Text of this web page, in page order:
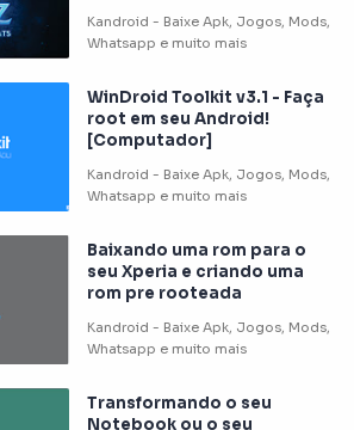
WinDroid Toolkit v3.1 - Faça
root em seu Android!
[Computador]
Baixando uma rom para o
seu Xperia e criando uma
rom pre rooteada
Transformando o seu
Notebook ou o seu